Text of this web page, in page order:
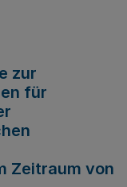
zur
für
Zeitraum von